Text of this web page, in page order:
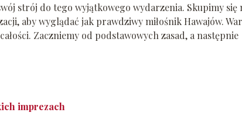
strój do tego wyjątkowego wydarzenia. Skupimy się
aby wyglądać jak prawdziwy miłośnik Hawajów.
Zaczniemy od podstawowych zasad, a następnie
imprezach